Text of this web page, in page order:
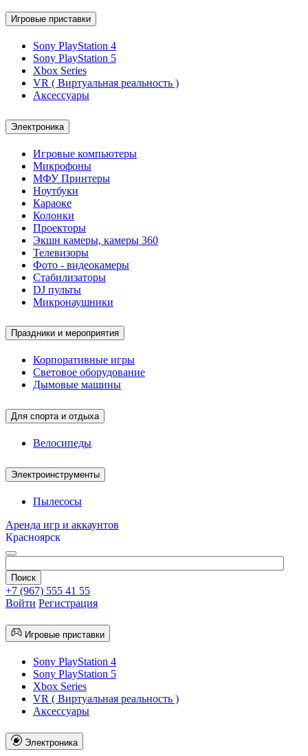
Игровые приставки
Sony PlayStation 4
Sony PlayStation 5
Xbox Series
VR ( Виртуальная реальность )
Аксессуары
Электроника
Игровые компьютеры
Микрофоны
МФУ Принтеры
Ноутбуки
Караоке
Колонки
Проекторы
Экшн камеры, камеры 360
Телевизоры
Фото - видеокамеры
Стабилизаторы
DJ пульты
Микронаушники
Праздники и мероприятия
Корпоративные игры
Световое оборудование
Дымовые машины
Для спорта и отдыха
Велосипеды
Электроинструменты
Пылесосы
Аренда игр и аккаунтов
Красноярск
+7 (967) 555 41 55
Войти Регистрация
Игровые приставки
Sony PlayStation 4
Sony PlayStation 5
Xbox Series
VR ( Виртуальная реальность )
Аксессуары
Электроника